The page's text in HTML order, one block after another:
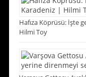
Hafıza Köprüsü: İşte
Hilmi Toy